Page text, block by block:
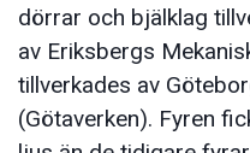
dörrar och bjälklag
av Eriksbergs
tillverkades av
(Götaverken). Fyren